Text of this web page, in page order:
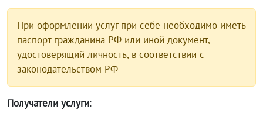
При оформлении услуг при себе необходимо иметь
паспорт гражданина РФ или иной документ,
удостоверящий личность, в соответствии с
законодательством РФ
Получатели услуги: